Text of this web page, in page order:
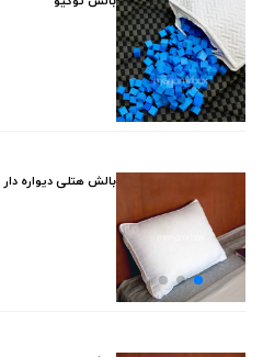
تترون مرغوب
راهدار هتلی
گردباف
میکرو
میکرو نقش دوزی
میکرو هتلی
میکرو یونیزه شده با یون نقره
ندارد
دارد
ندارد
وزن (گرم)
1000±50
1200±50
1300±50
1450±50
1500±50 | 1200±50
بالش هتلی دیواره دار